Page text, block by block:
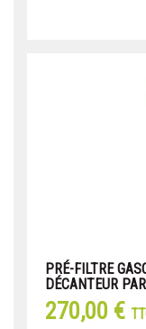
PRÉ-FILTRE
DÉCANTEUR
270,00 €